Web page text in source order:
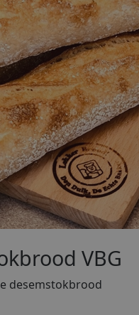
VBG
desemstokbrood